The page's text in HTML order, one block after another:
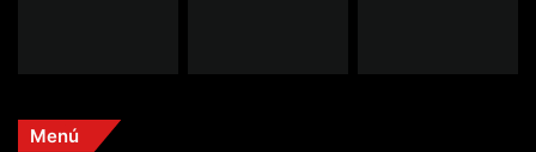
Menú